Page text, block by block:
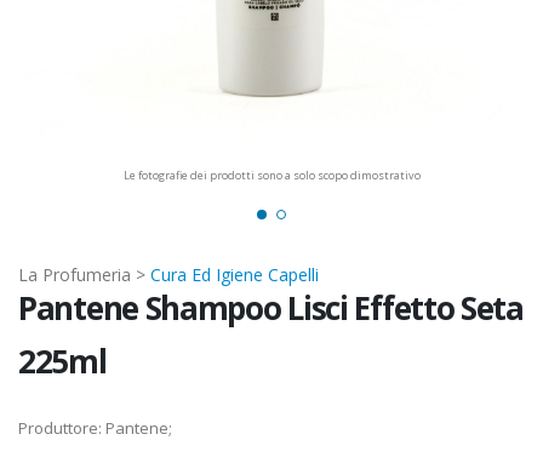
Le fotografie dei prodotti sono a solo scopo dimostrativo
La Profumeria > Cura Ed Igiene Capelli
Pantene Shampoo Lisci Effetto Seta
225ml
Produttore: Pantene;